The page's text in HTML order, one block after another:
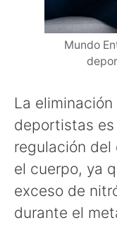
Mundo
La
deportistas
regulación del
el cuerpo, ya
exceso de
durante el